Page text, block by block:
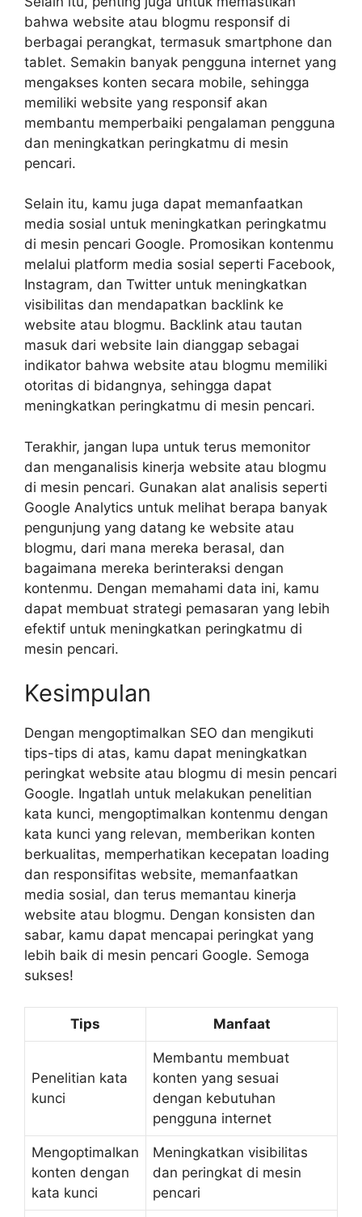
bahwa website atau blogmu responsif di
berbagai perangkat, termasuk smartphone dan
tablet. Semakin banyak pengguna internet yang
mengakses konten secara mobile, sehingga
memiliki website yang responsif akan
membantu memperbaiki pengalaman pengguna
dan meningkatkan peringkatmu di mesin
pencari.
Selain itu, kamu juga dapat memanfaatkan
media sosial untuk meningkatkan peringkatmu
di mesin pencari Google. Promosikan kontenmu
melalui platform media sosial seperti Facebook,
Instagram, dan Twitter untuk meningkatkan
visibilitas dan mendapatkan backlink ke
website atau blogmu. Backlink atau tautan
masuk dari website lain dianggap sebagai
indikator bahwa website atau blogmu memiliki
otoritas di bidangnya, sehingga dapat
meningkatkan peringkatmu di mesin pencari.
Terakhir, jangan lupa untuk terus memonitor
dan menganalisis kinerja website atau blogmu
di mesin pencari. Gunakan alat analisis seperti
Google Analytics untuk melihat berapa banyak
pengunjung yang datang ke website atau
blogmu, dari mana mereka berasal, dan
bagaimana mereka berinteraksi dengan
kontenmu. Dengan memahami data ini, kamu
dapat membuat strategi pemasaran yang lebih
efektif untuk meningkatkan peringkatmu di
mesin pencari.
Kesimpulan
Dengan mengoptimalkan SEO dan mengikuti
tips-tips di atas, kamu dapat meningkatkan
peringkat website atau blogmu di mesin pencari
Google. Ingatlah untuk melakukan penelitian
kata kunci, mengoptimalkan kontenmu dengan
kata kunci yang relevan, memberikan konten
berkualitas, memperhatikan kecepatan loading
dan responsifitas website, memanfaatkan
media sosial, dan terus memantau kinerja
website atau blogmu. Dengan konsisten dan
sabar, kamu dapat mencapai peringkat yang
lebih baik di mesin pencari Google. Semoga
sukses!
Tips Manfaat
Penelitian kata
kunci
Membantu membuat
konten yang sesuai
dengan kebutuhan
pengguna internet
Mengoptimalkan
konten dengan
kata kunci
Meningkatkan visibilitas
dan peringkat di mesin
pencari